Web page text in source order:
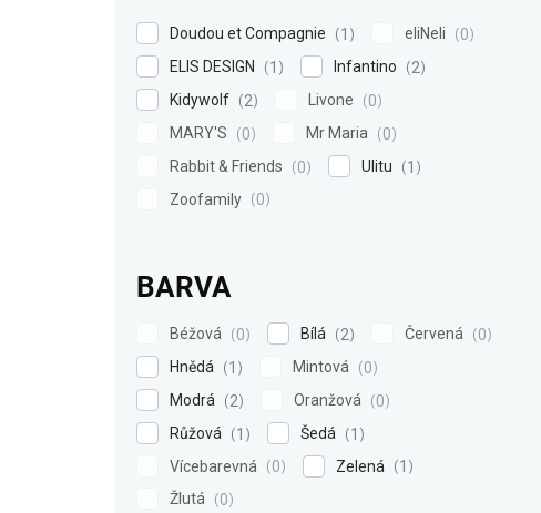
Doudou et Compagnie 1 eliNeli
0
ELIS DESIGN
1 Infantino
2
Kidywolf
2 Livone
0
MARY'S
0 Mr Maria
0
Rabbit & Friends
0 Ulitu
1
Zoofamily
0
BARVA
Béžová 0 Bílá 2 Červená
0
Hnědá
1 Mintová
0
Modrá
2 Oranžová
0
Růžová
1 Šedá
1
Vícebarevná
0 Zelená
1
Žlutá
0